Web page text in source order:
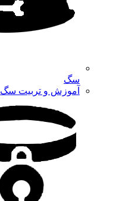
سگ
آموزش و تربیت سگ